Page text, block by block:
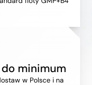
minimum
w Polsce i na